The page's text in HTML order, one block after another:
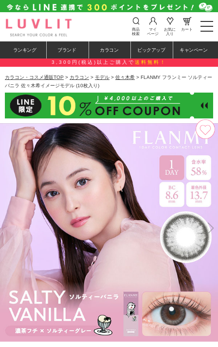
t
o
e
n
a
a
i
o
n
商品
検索
マイ
ページ
お気に
入り
カート
ランキング ブランド カラコン ピックアップ キャンペーン
3,300円(税込)以上ご購入で 送料無料！
カラコン・コスメ通販TOP > カラコン > モデル > 佐々木希 > FLANMY フランミー ソルティー
バニラ 佐々木希イメージモデル (10枚入り)